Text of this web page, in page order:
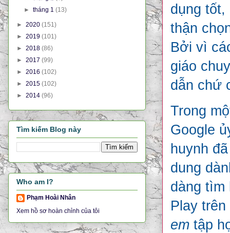
dụng
thận
Bởi vì
giáo
dẫn chứ
Trong
Google
huynh
dung
dàng tìm
Play
em tập
►tháng 1(13)
► 2020 (151)
► 2019 (101)
► 2018 (86)
► 2017 (99)
► 2016 (102)
► 2015 (102)
► 2014 (96)
Tìm kiếm Blog này
Who am I?
Phạm Hoài Nhân
Xem hồ sơ hoàn chỉnh của tôi